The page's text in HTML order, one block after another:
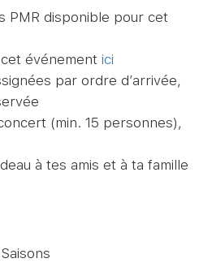
PMR disponible pour cet
cet événement ici
par ordre d’arrivée,
(min. 15 personnes),
à tes amis et à ta famille